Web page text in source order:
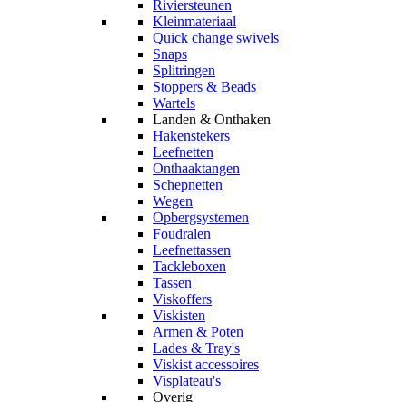
Riviersteunen
Kleinmateriaal
Quick change swivels
Snaps
Splitringen
Stoppers & Beads
Wartels
Landen & Onthaken
Hakenstekers
Leefnetten
Onthaaktangen
Schepnetten
Wegen
Opbergsystemen
Foudralen
Leefnettassen
Tackleboxen
Tassen
Viskoffers
Viskisten
Armen & Poten
Lades & Tray's
Viskist accessoires
Visplateau's
Overig